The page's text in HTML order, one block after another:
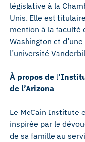
législative à la
Unis. Elle est
mention à la faculté
Washington et
l’université
À propos de
de l’Arizona
Le McCain Institute
inspirée par le
de sa famille au